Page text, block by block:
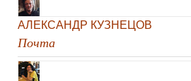
АЛЕКСАНДР КУЗНЕЦОВ
Почта